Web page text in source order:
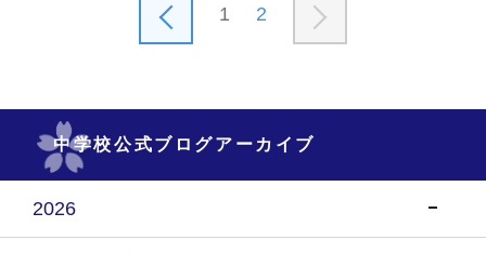
1 2
中学校公式ブログアーカイブ
2026